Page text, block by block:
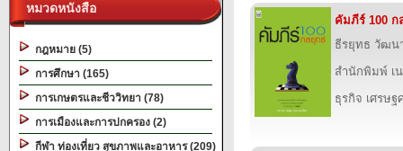
หมวดหนังสือ
กฎหมาย (5)
การศึกษา (165)
การเกษตรและชีววิทยา (78)
การเมืองและการปกครอง (2)
กีฬา ท่องเที่ยว สุขภาพและอาหาร (209)
คัมภีร์ 100 ก
ธีรยุทธ วัฒน
สำนักพิมพ์ เ
ธุรกิจ เศรษฐ